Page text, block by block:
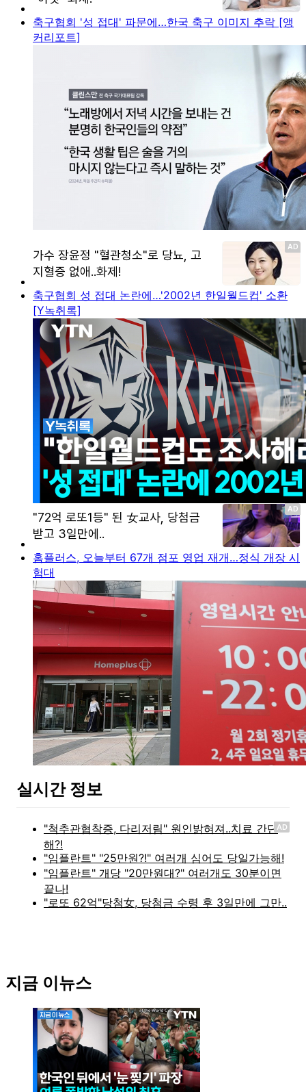
축구협회 '성 접대' 파문에…한국 축구 이미지 추락 [앵
커리포트]
축구협회 성 접대 논란에…'2002년 한일월드컵' 소환
[Y녹취록]
홈플러스, 오늘부터 67개 점포 영업 재개…정식 개장 시
험대
실시간 정보
AD
지금 이뉴스